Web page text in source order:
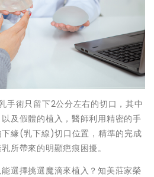
手術只留下2公分左右的切口，其中
及假體的植入，醫師利用精密的手
緣(乳下線)切口位置，精準的完成
所帶來的明顯疤痕困擾。
選擇挑選魔滴來植入？知美莊家榮